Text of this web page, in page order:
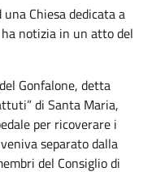
Chiesa dedicata a
notizia in un atto del
Gonfalone, detta
di Santa Maria,
per ricoverare i
separato dalla
del Consiglio di